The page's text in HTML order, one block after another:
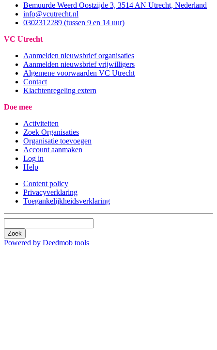
Bemuurde Weerd Oostzijde 3, 3514 AN Utrecht, Nederland
info@vcutrecht.nl
0302312289 (tussen 9 en 14 uur)
VC Utrecht
Aanmelden nieuwsbrief organisaties
Aanmelden nieuwsbrief vrijwilligers
Algemene voorwaarden VC Utrecht
Contact
Klachtenregeling extern
Doe mee
Activiteiten
Zoek Organisaties
Organisatie toevoegen
Account aanmaken
Log in
Help
Content policy
Privacyverklaring
Toegankelijkheidsverklaring
Zoek
Powered by Deedmob tools